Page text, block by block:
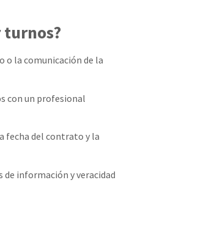
o la comunicación de la
con un profesional
fecha del contrato y la
información y veracidad